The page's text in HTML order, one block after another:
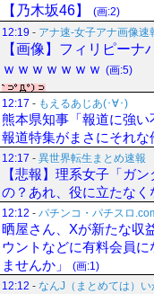
【乃木坂46】
(画:2)
12:19 - アナ速‐女子アナ画像速
【画像】フィリピー
ｗｗｗｗｗｗｗ (画:5)
12:17 - もえるあじあ(･∀･)
熊本県知事「報道に強
報道特集がまさにそれな
12:17 - 異世界転生まとめ速報
【悲報】理系女子「ガ
の？あれ、役に立たなく
12:12 - パチンコ・パチスロ
晒屋さん、Xが新たな収
ウントなどに有料会員
ませんか」
(画:1)
12:12 - なんJ（まとめては）い